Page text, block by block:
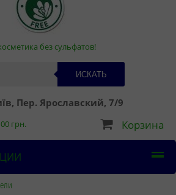
без сульфатов!
ИСКАТЬ
Пер. Ярославский, 7/9
грн. Корзина